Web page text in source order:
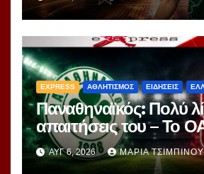
EXPRESS ΑΘΛΗΤΙΣΜΟΣ ΕΙΔΗΣΕΙΣ
Παναθηναϊκός: Πολύ
απαιτήσεις του – Το
περισσότερα
απαντήσεις
ΑΥΓ 6, 2026 ΜΑΡΊΑ ΤΣΙΜΠΙΝΟΎ